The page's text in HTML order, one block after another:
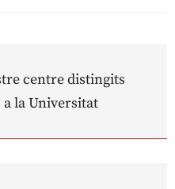
centre distingits
a la Universitat